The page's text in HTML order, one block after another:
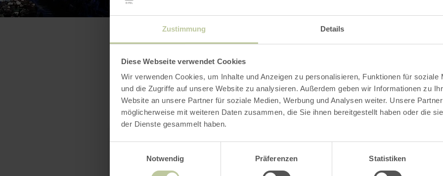
Zustimmung Details
Diese Webseite verwendet Cookies
Wir verwenden Cookies, um Inhalte und Anzeigen zu personalisieren, Funktionen für soziale
und die Zugriffe auf unsere Website zu analysieren. Außerdem geben wir Informationen zu
Website an unsere Partner für soziale Medien, Werbung und Analysen weiter. Unsere
möglicherweise mit weiteren Daten zusammen, die Sie ihnen bereitgestellt haben oder die
der Dienste gesammelt haben.
Notwendig
Präferenzen Statistiken
Contact